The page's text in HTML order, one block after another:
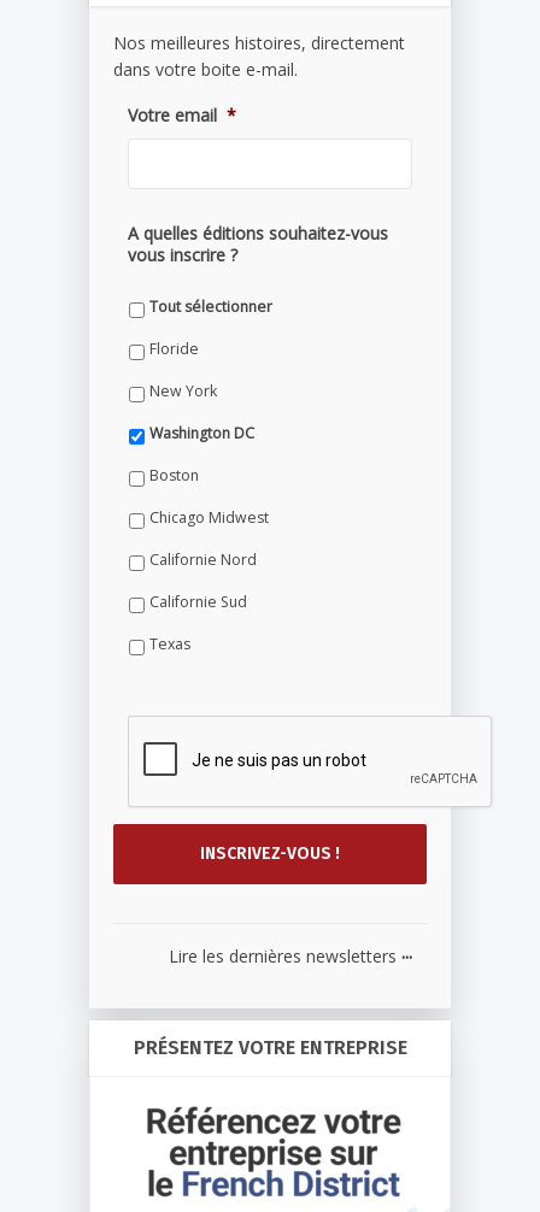
Nos meilleures histoires, directement
dans votre boite e-mail.
Votre email *
A quelles éditions souhaitez-vous
vous inscrire ?
Tout sélectionner
Floride
New York
Washington DC
Boston
Chicago Midwest
Californie Nord
Californie Sud
Texas
Lire les dernières newsletters ...
PRÉSENTEZ VOTRE ENTREPRISE